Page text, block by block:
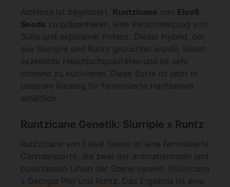
Alchimia ist begeistert, Runtzicane von Elev8
Seeds zu präsentieren, eine Verschmelzung von
Süße und explosiver Potenz. Dieser Hybrid, der
aus Slurripie und Runtz gezüchtet wurde, bietet
exzellente Haschischqualitäten und ist sehr
lohnend zu kultivieren. Diese Sorte ist jetzt in
unserem Katalog für feminisierte Hanfsamen
erhältlich.
Runtzicane Genetik: Slurripie x Runtz
Runtzicane von Elev8 Seeds ist eine feminisierte
Cannabissorte, die zwei der aromatischsten und
potentesten Linien der Szene vereint: ( Slurricane
x Georgia Pie) und Runtz . Das Ergebnis ist eine